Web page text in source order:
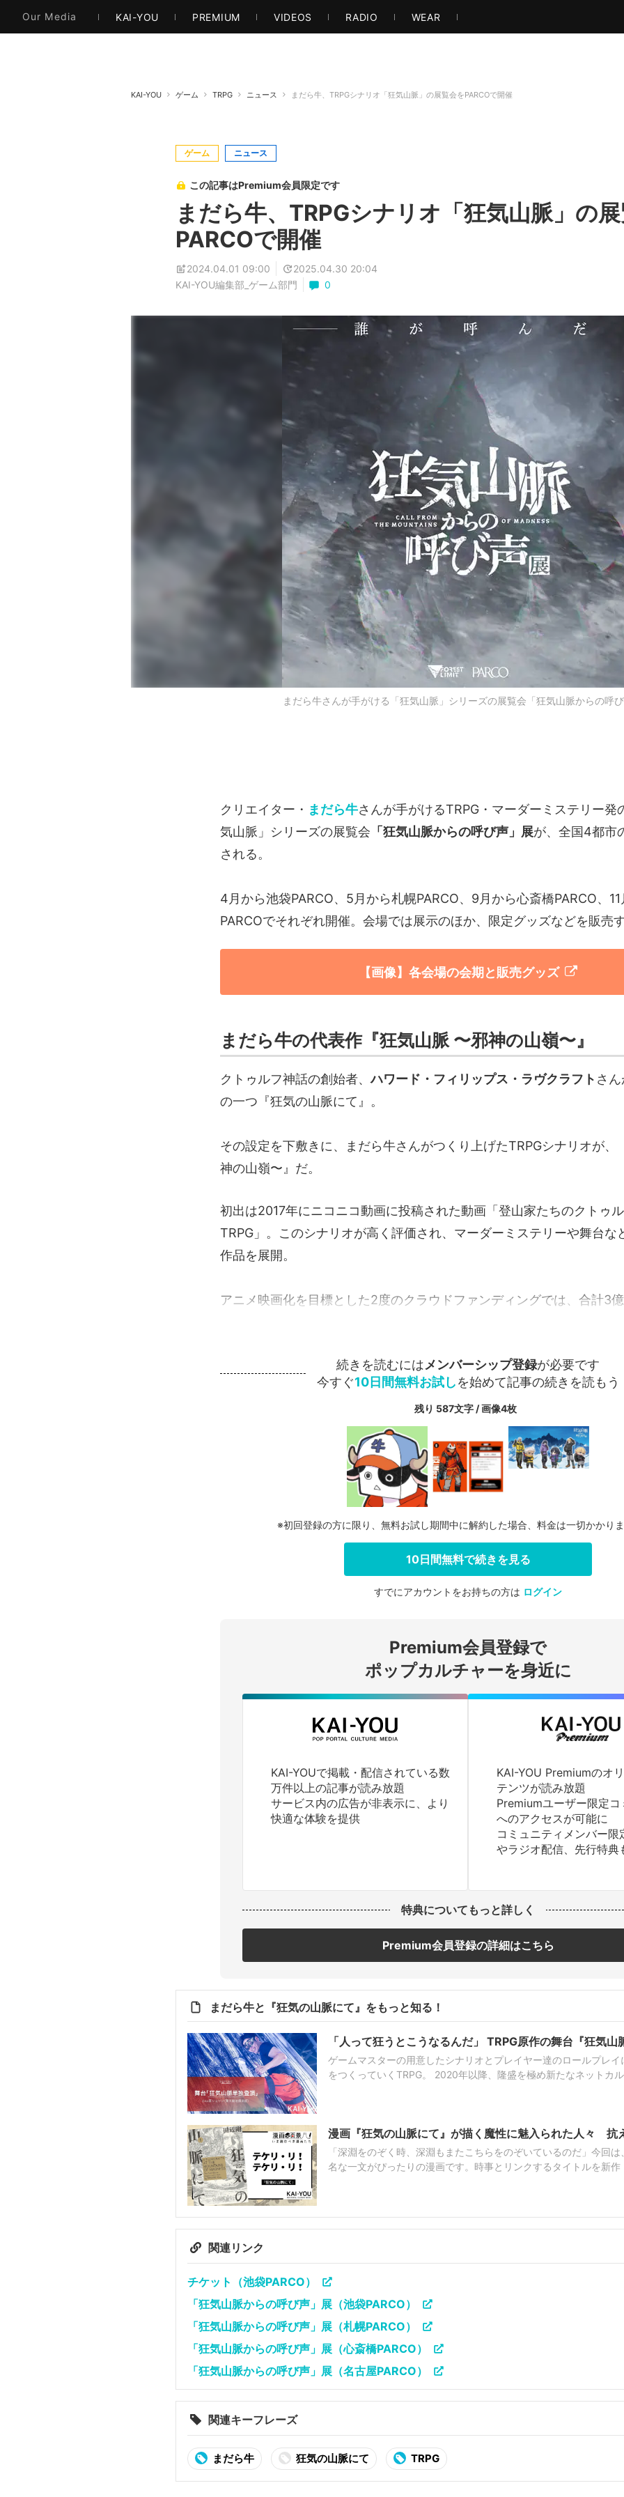
Our Media KAI-YOU PREMIUM VIDEOS RADIO WEAR
KAI-YOU ゲーム TRPG ニュース まだら牛、TRPGシナリオ「狂気山脈」の展覧会をPARCOで開催
ゲーム ニュース
この記事はPremium会員限定です
まだら牛、TRPGシナリオ「狂気山脈」の
PARCOで開催
2024.04.01 09:00
2025.04.30 20:04
KAI-YOU編集部_ゲーム部門
0
まだら牛さんが手がける「狂気山脈」シリーズの展覧会「狂気山脈からの呼
クリエイター・ まだら牛さんが手がけるTRPG・マーダーミステリー発
気山脈」シリーズの展覧会 「狂気山脈からの呼び声」展が、全国4都市
される。
4月から池袋PARCO、5月から札幌PARCO、9月から心斎橋PARCO、
PARCOでそれぞれ開催。会場では展示のほか、限定グッズなどを販売す
【画像】各会場の会期と販売グッズ
まだら牛の代表作『狂気山脈 〜邪神の山嶺〜』
クトゥルフ神話の創始者、ハワード・フィリップス・ラヴクラフト さ
の一つ『狂気の山脈にて』。
その設定を下敷きに、まだら牛さんがつくり上げたTRPGシナリオが、
神の山嶺〜』だ。
初出は2017年にニコニコ動画に投稿された動画「登山家たちのクトゥ
TRPG」。このシナリオが高く評価され、マーダーミステリーや舞台な
作品を展開。
アニメ映画化を目標とした2度のクラウドファンディングでは、合計3
続きを読むにはメンバーシップ登録が必要です
今すぐ10日間無料お試しを始めて記事の続きを読もう
残り 587文字 / 画像4枚
ログインする
※初回登録の方に限り、無料お試し期間中に解約した場合、料金は一切かかりま
10日間無料で続きを見る
すでにアカウントをお持ちの方は ログイン
Premium会員登録で
ポップカルチャーを身近に
KAI-YOUで掲載・配信されている数
万件以上の記事が読み放題
サービス内の広告が非表示に、より
快適な体験を提供
KAI-YOU Premiumのオ
テンツが読み放題
Premiumユーザー限定コ
へのアクセスが可能に
コミュニティメンバー限
やラジオ配信、先行特典
特典についてもっと詳しく
Premium会員登録の詳細はこちら
まだら牛と『狂気の山脈にて』をもっと知る！
「人って狂うとこうなるんだ」 TRPG原作の舞台『狂気山
ゲームマスターの用意したシナリオとプレイヤー達のロールプレ
をつくっていくTRPG。 2020年以降、隆盛を極め新たなネットカルチャーとして大きな注目を
漫画『狂気の山脈にて』が描く魔性に魅入られた人々 抗
「深淵をのぞく時、深淵もまたこちらをのぞいているのだ」今回
名な一文がぴったりの漫画です。時事とリンクするタイトルを新
関連リンク
チケット（池袋PARCO）
「狂気山脈からの呼び声」展（池袋PARCO）
「狂気山脈からの呼び声」展（札幌PARCO）
「狂気山脈からの呼び声」展（心斎橋PARCO）
「狂気山脈からの呼び声」展（名古屋PARCO）
関連キーフレーズ
まだら牛 狂気の山脈にて TRPG